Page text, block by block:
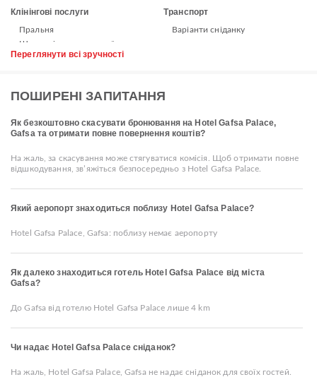
Клінінгові послуги
Пральня
Транспорт
Варіанти сніданку
Переглянути всі зручності
ПОШИРЕНІ ЗАПИТАННЯ
Як безкоштовно скасувати бронювання на Hotel Gafsa Palace,
Gafsa та отримати повне повернення коштів?
На жаль, за скасування може стягуватися комісія. Щоб отримати повне
відшкодування, зв’яжіться безпосередньо з Hotel Gafsa Palace.
Який аеропорт знаходиться поблизу Hotel Gafsa Palace?
Hotel Gafsa Palace, Gafsa: поблизу немає аеропорту
Як далеко знаходиться готель Hotel Gafsa Palace від міста
Gafsa?
До Gafsa від готелю Hotel Gafsa Palace лише 4 km
Чи надає Hotel Gafsa Palace сніданок?
На жаль, Hotel Gafsa Palace, Gafsa не надає сніданок для своїх гостей.